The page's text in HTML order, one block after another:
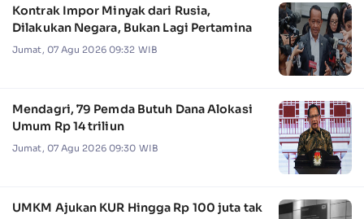
Kontrak Impor Minyak dari Rusia,
Dilakukan Negara, Bukan Lagi Pertamina
Jumat, 07 Agu 2026 09:32 WIB
Mendagri, 79 Pemda Butuh Dana Alokasi
Umum Rp 14 triliun
Jumat, 07 Agu 2026 09:30 WIB
UMKM Ajukan KUR Hingga Rp 100 juta tak